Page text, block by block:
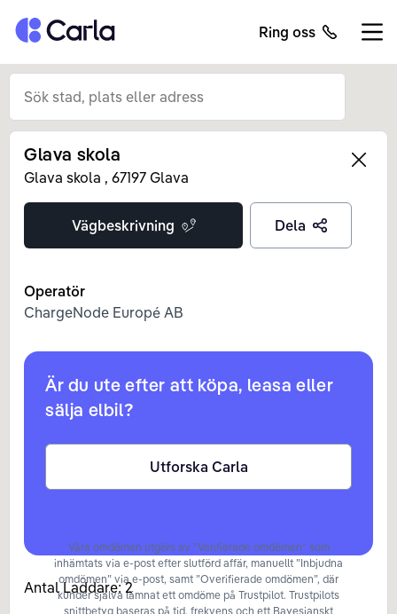
Tillbaka till startsidan Ring oss
Left
Glava skola
Glava skola , 67197 Glava
Vägbeskrivning Dela
Operatör
ChargeNode Europé AB
Är du ute efter att köpa, leasa eller
sälja elbil?
Utforska Carla
Våra omdömen utgörs av ”Verifierade omdömen” som
inhämtats via e-post efter slutförd affär, manuellt ”Inbjudna
omdömen” via e-post, samt ”Overifierade omdömen”, där
kunder själva lämnat ett omdöme på Trustpilot. Trustpilots
snittbetyg baseras på tid, frekvens och ett Bayesianskt
Antal Laddare:2